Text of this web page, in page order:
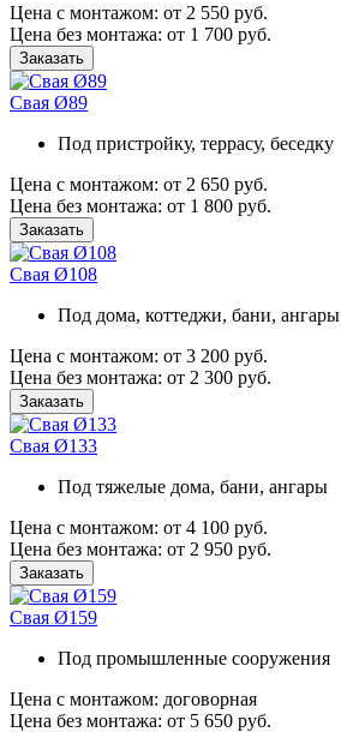
Цена с монтажом: от 2 550 руб.
Цена без монтажа: от 1 700 руб.
Заказать
Свая Ø89
Под пристройку, террасу, беседку
Цена с монтажом: от 2 650 руб.
Цена без монтажа: от 1 800 руб.
Заказать
Свая Ø108
Под дома, коттеджи, бани, ангары
Цена с монтажом: от 3 200 руб.
Цена без монтажа: от 2 300 руб.
Заказать
Свая Ø133
Под тяжелые дома, бани, ангары
Цена с монтажом: от 4 100 руб.
Цена без монтажа: от 2 950 руб.
Заказать
Свая Ø159
Под промышленные сооружения
Цена с монтажом: договорная
Цена без монтажа: от 5 650 руб.